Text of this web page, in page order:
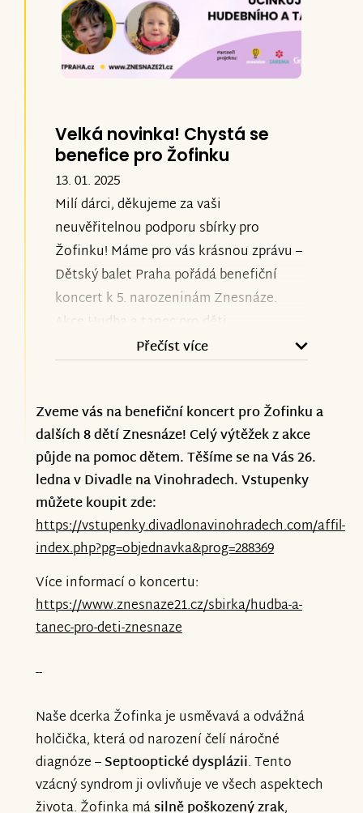
Velká novinka! Chystá se
benefice pro Žofinku
13. 01. 2025
Milí dárci,děkujeme za vaši
neuvěřitelnou podporu sbírky pro
Žofinku! Máme pro vás krásnou zprávu –
Dětský balet Praha pořádá benefiční
koncert k 5. narozeninám Znesnáze.
Akce Hudba a tanec pro děti
#znesnáze se uskuteční 26. ledna od 18
a zažijte večer plný nejen umění, ale i
emocí!
Během večera vystoupí Dětský balet
Praha a další hvězdy tanečního a
hudebního nebe, kteří se rozhodli
vystoupit pro děti bez nároku na
honorář. Nechte se unést krásou tance a
hudby a podpořte děti, které vaši pomoc
potřebují.
index.php?pg=objednavka&prog=288369
Děkujeme, že pomáháte dětem v nouzi,
vaše podpora je klíčová. Těšíme se na vás
Přečíst více
Zveme vás na benefiční koncert pro Žofinku a
dalších 8 dětí Znesnáze! Celý výtěžek z akce
půjde na pomoc dětem. Těšíme se na Vás 26.
ledna v Divadle na Vinohradech. Vstupenky
můžete koupit zde:
https://vstupenky.divadlonavinohradech.com/affil-
index.php?pg=objednavka&prog=288369
Více informací o koncertu:
https://www.znesnaze21.cz/sbirka/hudba-a-
tanec-pro-deti-znesnaze
--
Naše dcerka Žofinka je usměvavá a odvážná
holčička, která od narození čelí náročné
diagnóze –Septooptické dysplázii. Tento
vzácný syndrom ji ovlivňuje ve všech aspektech